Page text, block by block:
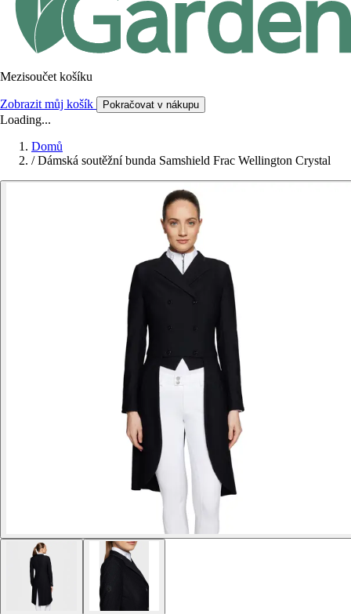
Mezisoučet košíku
Zobrazit můj košík Pokračovat v nákupu
Loading...
Domů
/ Dámská soutěžní bunda Samshield Frac Wellington Crystal